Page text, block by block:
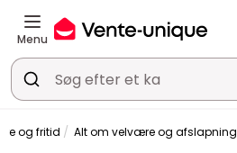
Menu
og fritid Alt om velvære og afslapning